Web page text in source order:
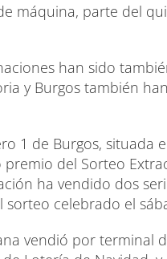
máquina, parte del
han sido
y Burgos también
1 de Burgos, situada
del Sorteo
ha vendido dos
celebrado el
vendió por terminal